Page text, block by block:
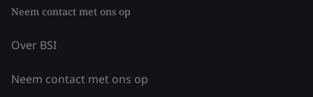
Neem contact met ons op
Over BSI
Neem contact met ons op